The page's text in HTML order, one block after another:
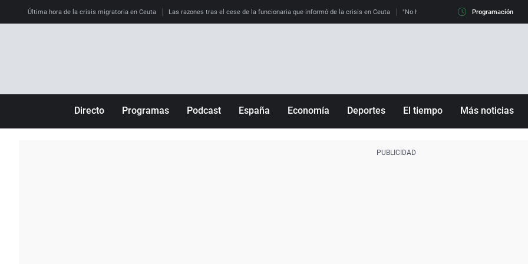
Última hora de la crisis migratoria en Ceuta Las razones tras el cese de la funcionaria que informó de la crisis en Ceuta "No hay mafias, que no nos engañen":
Programación
Directo Programas Podcast España Economía Deportes El tiempo Más noticias